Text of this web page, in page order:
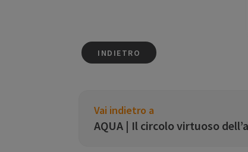
INDIETRO
Vai indietro a
AQUA | Il circolo virtuoso